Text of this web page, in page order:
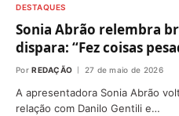
DESTAQUES
Sonia Abrão relembra
dispara: “Fez coisas
Por REDAÇÃO 27 de maio de 2026
A apresentadora Sonia Abrão
relação com Danilo Gentili e…